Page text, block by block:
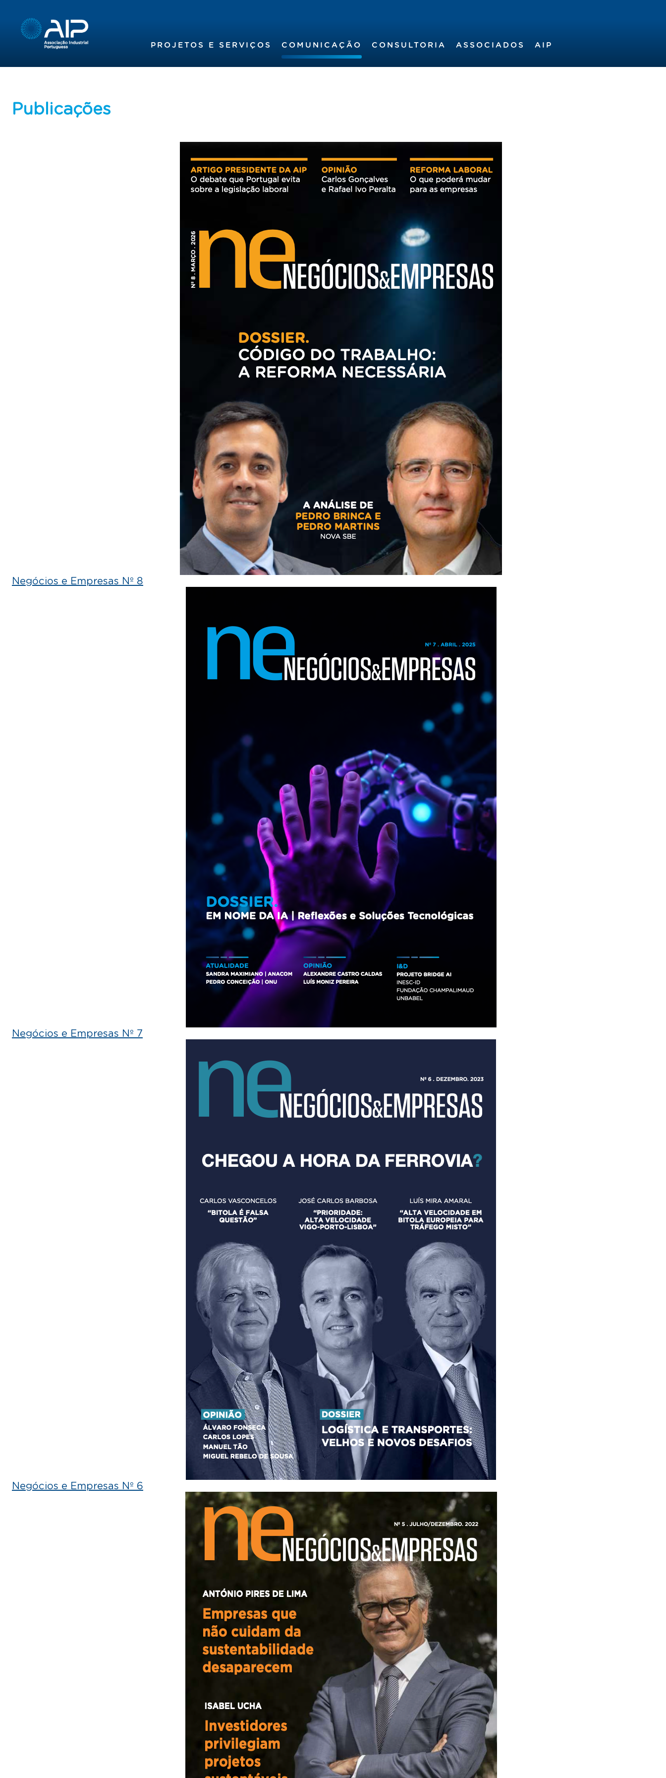
PROJETOS E SERVIÇOS COMUNICAÇÃO CONSULTORIA ASSOCIADOS AIP
Publicações
Negócios e Empresas Nº 8
Negócios e Empresas Nº 7
Negócios e Empresas Nº 6